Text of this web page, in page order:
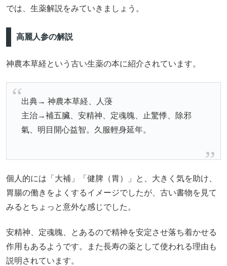
では、生薬解説をみていきましょう。
高麗人参の解説
神農本草経という古い生薬の本に紹介されています。
出典→ 神農本草経、人蓡
主治→補五臟、安精神、定魂魄、止驚悸、除邪
氣、明目開心益智。久服輕身延年。
個人的には「大補」「健脾（胃）」と、大きく気を助け、
胃腸の働きをよくするイメージでしたが、古い書物を見て
みるとちょっと意外な感じでした。
安精神、定魂魄、とあるので精神を安定させ落ち着かせる
作用もあるようです。また長寿の薬として使われる理由も
説明されています。